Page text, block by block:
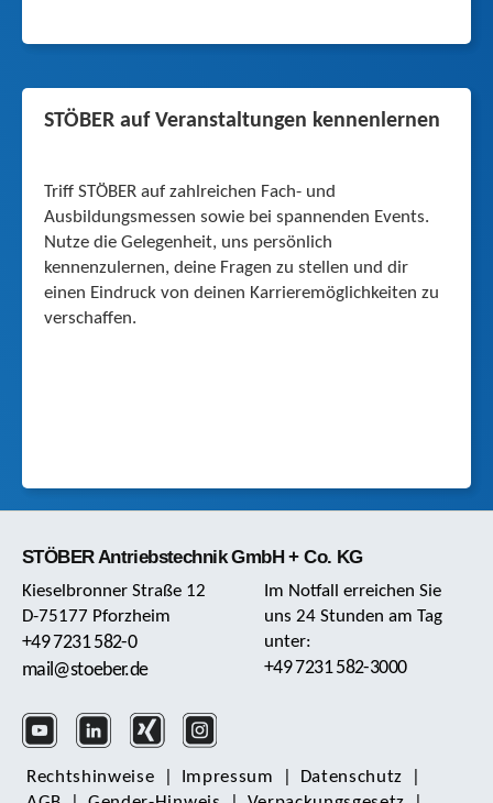
STÖBER auf Veran­staltungen kennenlernen
Triff STÖBER auf zahlreichen Fach- und
Ausbildungsmessen sowie bei spannenden Events.
Nutze die Gelegenheit, uns persönlich
kennenzulernen, deine Fragen zu stellen und dir
einen Eindruck von deinen Karrieremöglichkeiten zu
verschaffen.
STÖBER Antriebstechnik GmbH + Co. KG
Kieselbronner Straße 12
D-75177 Pforzheim
+49 7231 582-0
mail@stoeber.de
Im Notfall erreichen Sie
uns 24 Stunden am Tag
unter:
+49 7231 582-3000
Rechts­hinweise Impressum Daten­schutz